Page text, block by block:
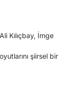
Kılıçbay, İmge
şiirsel bir